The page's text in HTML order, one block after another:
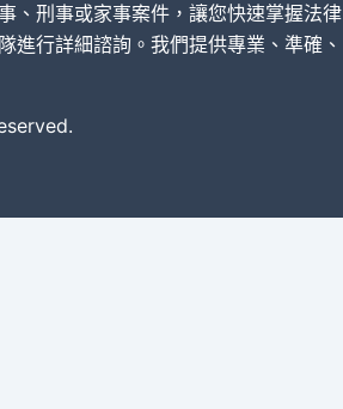
罪案件
件類型
、刑事或家事案件，讓您快速掌握法律
進行詳細諮詢。我們提供專業、準確、